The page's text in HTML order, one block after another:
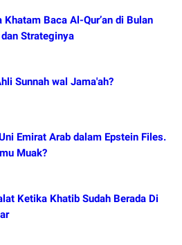
Khatam Baca Al-Qur’an di Bulan
Strateginya
Sunnah wal Jama'ah?
Emirat Arab dalam Epstein Files.
Muak?
Ketika Khatib Sudah Berada Di